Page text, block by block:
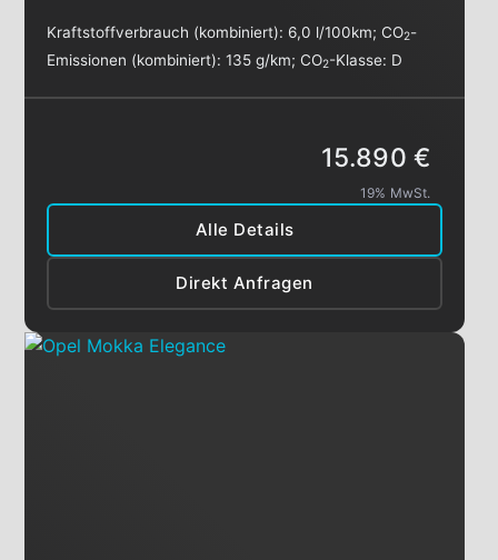
Kraftstoffverbrauch (kombiniert): 6,0 l/100km;CO2-
Emissionen (kombiniert):135 g/km;CO2-Klasse: D
Alle Details
Direkt Anfragen
15.890 €
19% MwSt.